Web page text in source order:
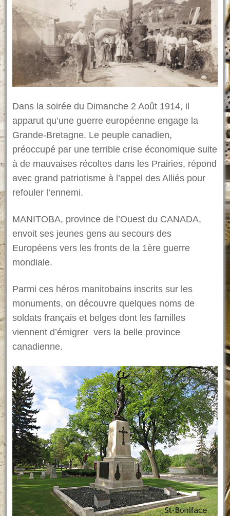
Dans la soirée du Dimanche 2 Août 1914, il
apparut qu’une guerre européenne engage la
Grande-Bretagne. Le peuple canadien,
préoccupé par une terrible crise économique suite
à de mauvaises récoltes dans les Prairies, répond
avec grand patriotisme à l’appel des Alliés pour
refouler l’ennemi.
MANITOBA, province de l’Ouest du CANADA,
envoit ses jeunes gens au secours des
Européens vers les fronts de la 1ère guerre
mondiale.
Parmi ces héros manitobains inscrits sur les
monuments, on découvre quelques noms de
soldats français et belges dont les familles
viennent d’émigrer vers la belle province
canadienne.